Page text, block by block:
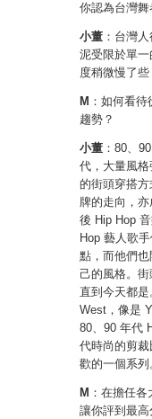
你認為台灣舞
小董 ：台灣
泥受限於單
度稍微慢了些
M ：如何看
趨勢？
小董 ：80、
代，大量風
的街頭穿搭
牌的走向，
後 Hip Hop
Hop 藝人歌
點，而他們
己的風格。
直到今天都
West，像是
80、90 年代
代時尚的剪
歡的一個系列
M ：在擔任
讓你評到最高